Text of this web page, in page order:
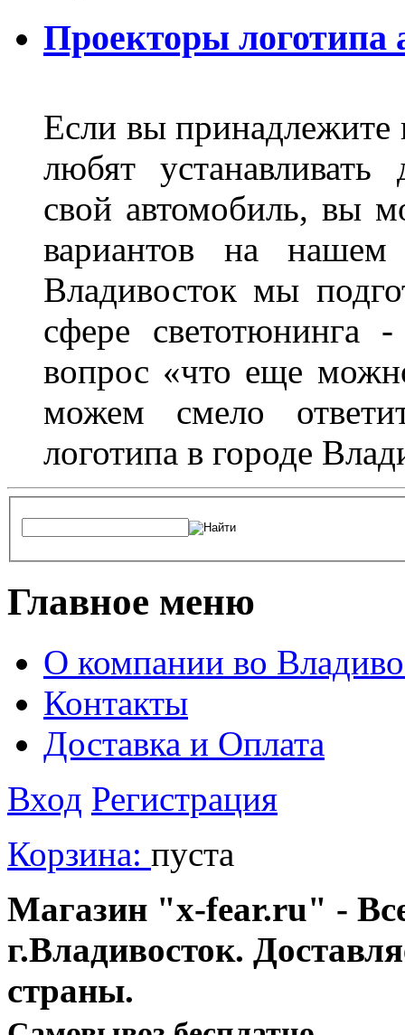
Проекторы логотипа
Если вы принадлежите
любят устанавливать
свой автомобиль, вы
вариантов на
Владивосток мы
сфере светотюнинга
вопрос «что еще
можем смело
логотипа в городе
Главное меню
О компании во
Контакты
Доставка и Оплата
Вход Регистрация
Корзина: пуста
Магазин "x-fear.ru" -
г.Владивосток.
страны.